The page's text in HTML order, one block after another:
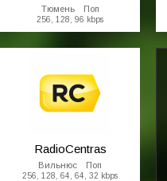
Тюмень Поп
256, 128, 96 kbps
RadioCentras
Вильнюс Поп
256, 128, 64, 64, 32 kbps